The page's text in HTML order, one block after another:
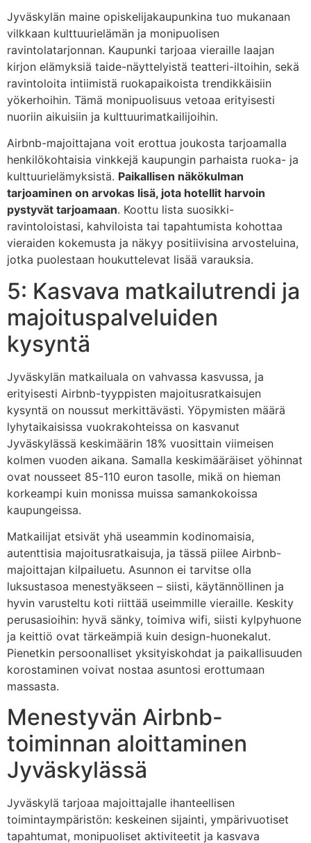
Jyväskylän maine opiskelijakaupunkina tuo mukanaan
vilkkaan kulttuurielämän ja monipuolisen
ravintolatarjonnan. Kaupunki tarjoaa vieraille laajan
kirjon elämyksiä taide-näyttelyistä teatteri-iltoihin, sekä
ravintoloita intiimistä ruokapaikoista trendikkäisiin
yökerhoihin. Tämä monipuolisuus vetoaa erityisesti
nuoriin aikuisiin ja kulttuurimatkailijoihin.
Airbnb-majoittajana voit erottua joukosta tarjoamalla
henkilökohtaisia vinkkejä kaupungin parhaista ruoka- ja
kulttuurielämyksistä. Paikallisen näkökulman
tarjoaminen on arvokas lisä, jota hotellit harvoin
pystyvät tarjoamaan. Koottu lista suosikki-
ravintoloistasi, kahviloista tai tapahtumista kohottaa
vieraiden kokemusta ja näkyy positiivisina arvosteluina,
jotka puolestaan houkuttelevat lisää varauksia.
5: Kasvava matkailutrendi ja
majoituspalveluiden
kysyntä
Jyväskylän matkailuala on vahvassa kasvussa, ja
erityisesti Airbnb-tyyppisten majoitusratkaisujen
kysyntä on noussut merkittävästi. Yöpymisten määrä
lyhytaikaisissa vuokrakohteissa on kasvanut
Jyväskylässä keskimäärin 18% vuosittain viimeisen
kolmen vuoden aikana. Samalla keskimääräiset yöhinnat
ovat nousseet 85-110 euron tasolle, mikä on hieman
korkeampi kuin monissa muissa samankokoissa
kaupungeissa.
Matkailijat etsivät yhä useammin kodinomaisia,
autenttisia majoitusratkaisuja, ja tässä piilee Airbnb-
majoittajan kilpailuetu. Asunnon ei tarvitse olla
luksustasoa menestyäkseen – siisti, käytännöllinen ja
hyvin varusteltu koti riittää useimmille vieraille. Keskity
perusasioihin: hyvä sänky, toimiva wifi, siisti kylpyhuone
ja keittiö ovat tärkeämpiä kuin design-huonekalut.
Pienetkin persoonalliset yksityiskohdat ja paikallisuuden
korostaminen voivat nostaa asuntosi erottumaan
massasta.
Menestyvän Airbnb-
toiminnan aloittaminen
Jyväskylässä
Jyväskylä tarjoaa majoittajalle ihanteellisen
toimintaympäristön: keskeinen sijainti, ympärivuotiset
tapahtumat, monipuoliset aktiviteetit ja kasvava